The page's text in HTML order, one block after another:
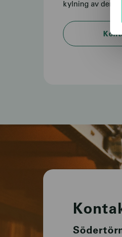
kylning av deras